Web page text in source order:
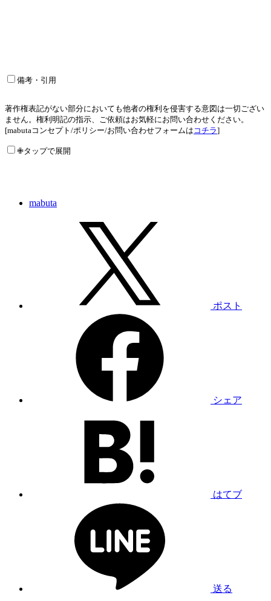
備考・引用
著作権表記がない部分においても他者の権利を侵害する意図は一切ござい
ません。権利明記の指示、ご依頼はお気軽にお問い合わせください。
[mabutaコンセプト/ポリシー/お問い合わせフォームは コチラ]
✙タップで展開
mabuta
ポスト
シェア
はてブ
送る